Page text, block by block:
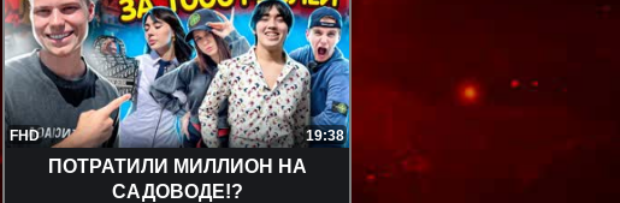
FHD 19:38
ПОТРАТИЛИ МИЛЛИОН НА
САДОВОДЕ!?